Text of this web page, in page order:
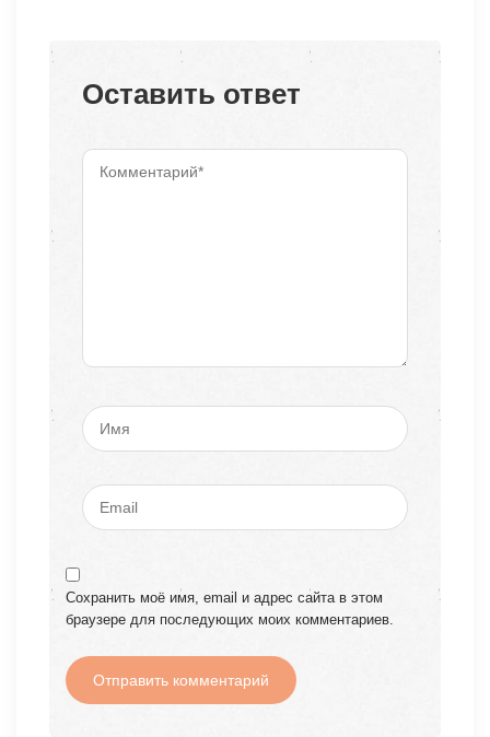
Оставить ответ
Сохранить моё имя, email и адрес сайта в этом
браузере для последующих моих комментариев.